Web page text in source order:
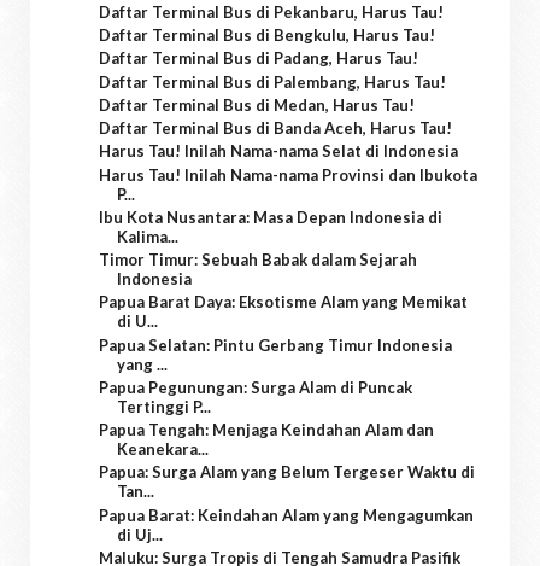
Daftar Terminal Bus di Pekanbaru, Harus Tau!
Daftar Terminal Bus di Bengkulu, Harus Tau!
Daftar Terminal Bus di Padang, Harus Tau!
Daftar Terminal Bus di Palembang, Harus Tau!
Daftar Terminal Bus di Medan, Harus Tau!
Daftar Terminal Bus di Banda Aceh, Harus Tau!
Harus Tau! Inilah Nama-nama Selat di Indonesia
Harus Tau! Inilah Nama-nama Provinsi dan Ibukota
P...
Ibu Kota Nusantara: Masa Depan Indonesia di
Kalima...
Timor Timur: Sebuah Babak dalam Sejarah
Indonesia
Papua Barat Daya: Eksotisme Alam yang Memikat
di U...
Papua Selatan: Pintu Gerbang Timur Indonesia
yang ...
Papua Pegunungan: Surga Alam di Puncak
Tertinggi P...
Papua Tengah: Menjaga Keindahan Alam dan
Keanekara...
Papua: Surga Alam yang Belum Tergeser Waktu di
Tan...
Papua Barat: Keindahan Alam yang Mengagumkan
di Uj...
Maluku: Surga Tropis di Tengah Samudra Pasifik